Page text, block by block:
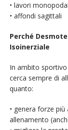
• lavori
• affondi sagittali
Perché
Isoinerziale
In ambito
cerca sempre di
quanto:
• genera forze
allenamento